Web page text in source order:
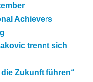
Achievers
trennt sich
Zukunft führen“